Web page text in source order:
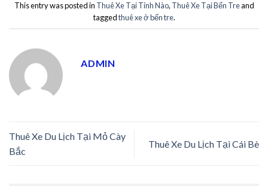
This entry was posted in Thuê Xe Tại Tỉnh Nào, Thuê Xe Tại Bến Treand
taggedthuê xe ở bến tre.
ADMIN
Thuê Xe Du Lịch Tại Mỏ Cày
Bắc
Thuê Xe Du Lịch Tại Cái Bè